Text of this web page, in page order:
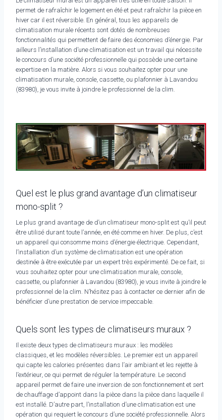
permet de rafraîchir le logement en été et peut rafraîchir la pièce en
hiver car il est réversible. En général, tous les appareils de
climatisation murale récents sont dotés de nombreuses
fonctionnalités qui permettent de faire des économies d’énergie. Par
ailleurs l’installation d’une climatisation est un travail qui nécessite
le concours d’une société professionnelle qui possède une certaine
expertise en la matière. Alors si vous souhaitez opter pour une
climatisation murale, console, cassette, ou plafonnier à Lavandou
(83980), je vous invite à joindre le professionnel de la clim.
Quel est le plus grand avantage d’un climatiseur
mono-split ?
Le plus grand avantage de d’un climatiseur mono-split est qu’il peut
être utilisé durant toute l’année, en été comme en hiver. De plus, c’est
un appareil qui consomme moins d’énergie électrique. Cependant,
l’installation d’un système de climatisation est une opération
destinée à être exécutée par un expert très expérimenté. De ce fait, si
vous souhaitez opter pour une climatisation murale, console,
cassette, ou plafonnier à Lavandou (83980), je vous invite à joindre le
professionnel de la clim. N’hésitez pas à contacter ce dernier afin de
bénéficier d’une prestation de service impeccable.
Quels sont les types de climatiseurs muraux ?
Il existe deux types de climatiseurs muraux : les modèles
classiques, et les modèles réversibles. Le premier est un appareil
qui capte les calories présentes dans l’air ambiant et les rejette à
l’extérieur, ce qui permet de réguler la température. Le second
appareil permet de faire une inversion de son fonctionnement et sert
de chauffage d’appoint dans la pièce dans la pièce dans laquelle il
est installé. D’autre part, l’installation d’une climatisation est une
opération qui requiert le concours d’une société professionnelle. Alors